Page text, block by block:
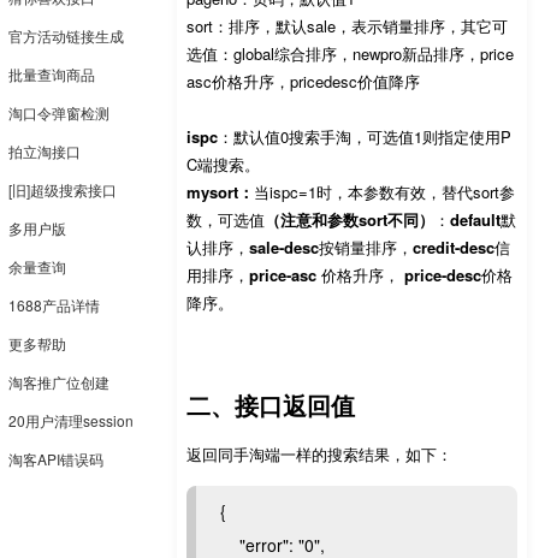
官方活动链接生成
批量查询商品
淘口令弹窗检测
拍立淘接口
[旧]超级搜索接口
多用户版
余量查询
1688产品详情
更多帮助
淘客推广位创建
20用户清理session
淘客API错误码
sort：排序，默认sale，表示销量排序，其它可
选值：global综合排序，newpro新品排序，price
asc价格升序，pricedesc价值降序
ispc ：默认值0搜索手淘，可选值1则指定使用P
C端搜索。
mysort： 当ispc=1时，本参数有效，替代sort参
数，可选值 （注意和参数sort不同） ：default默
认排序，sale-desc按销量排序，credit-desc信
用排序，price-asc价格升序，price-desc价格
降序。
二、接口返回值
返回同手淘端一样的搜索结果，如下：
{
"error": "0",